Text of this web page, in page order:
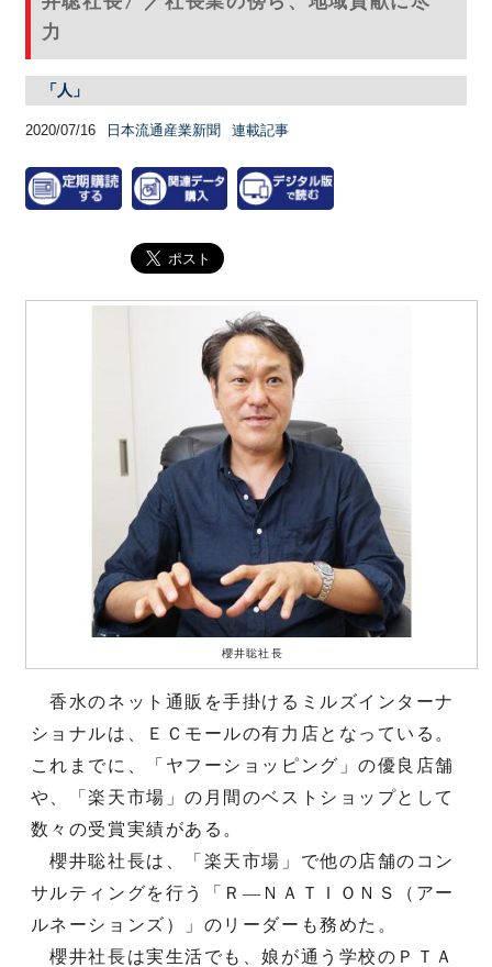
力
「人」
2020/07/16 日本流通産業新聞 連載記事
櫻井聡社長
香水のネット通販を手掛けるミルズインターナ
ショナルは、ＥＣモールの有力店となっている。
これまでに、「ヤフーショッピング」の優良店舗
や、「楽天市場」の月間のベストショップとして
数々の受賞実績がある。
櫻井聡社長は、「楽天市場」で他の店舗のコン
サルティングを行う「Ｒ―ＮＡＴＩＯＮＳ（アー
ルネーションズ）」のリーダーも務めた。
櫻井社長は実生活でも、娘が通う学校のＰＴＡ